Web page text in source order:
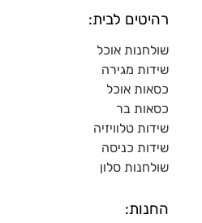
רהיטים לבית:
שולחנות אוכל
שידות מגירה
כסאות אוכל
כסאות בר
שידות טלוויזיה
שידות כניסה
שולחנות סלון
החנות: